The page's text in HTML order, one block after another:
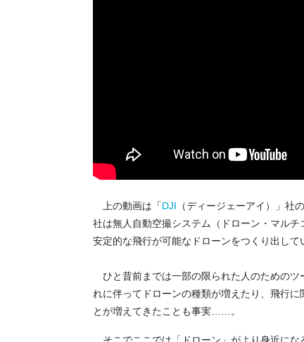
上の動画は「DJI （ディージェーアイ）」社
社は無人自動空撮システム（ドローン・マル
安定的な飛行が可能なドローンをつくり出して
ひと昔前までは一部の限られた人のためのツ
れに伴ってドローンの種類が増えたり、飛行
とが増えてきたことも事実……。
そこでここでは「ドローン」がより身近にな